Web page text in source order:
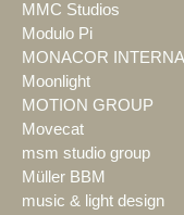
MMC Studios
Modulo Pi
MONACOR
Moonlight
MOTION GROUP
Movecat
msm studio group
Müller BBM
music & light design